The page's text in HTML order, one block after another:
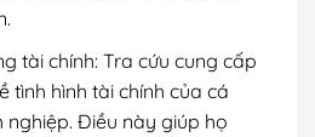
tài chính: Tra cứu cung cấp
tình hình tài chính của cá
nghiệp. Điều này giúp họ